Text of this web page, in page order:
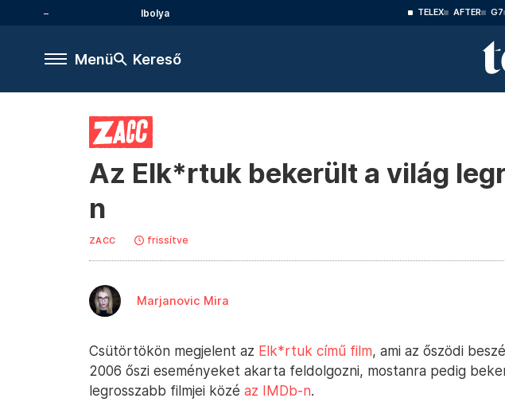
Ibolya TELEX AFTER G7
Menü Kereső
Az Elk*rtuk bekerült a világ
n
ZACC frissítve
Marjanovic Mira
Csütörtökön megjelent az Elk*rtuk című film, ami az őszödi
2006 őszi eseményeket akarta feldolgozni, mostanra pedig
legrosszabb filmjei közé az IMDb-n.